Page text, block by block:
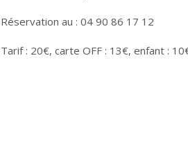
Réservation au : 04 90 86 17 12
Tarif : 20€, carte OFF : 13€, enfant :